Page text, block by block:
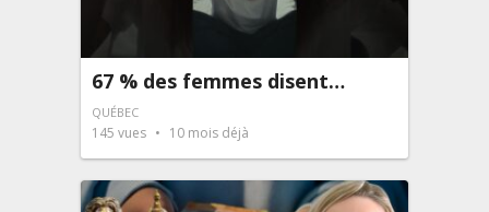
67 % des femmes disent…
QUÉBEC
145 vues 10 mois déjà